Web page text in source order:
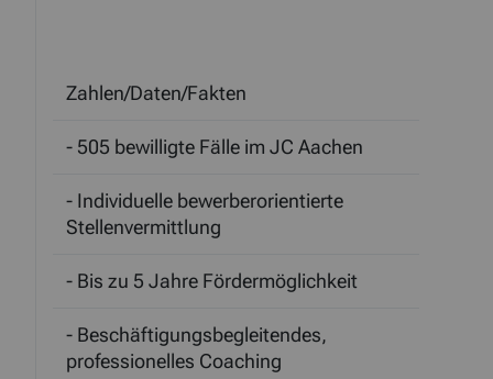
Zahlen/Daten/Fakten
- 505 bewilligte Fälle im JC Aachen
- Individuelle bewerberorientierte
Stellenvermittlung
- Bis zu 5 Jahre Fördermöglichkeit
- Beschäftigungsbegleitendes,
professionelles Coaching